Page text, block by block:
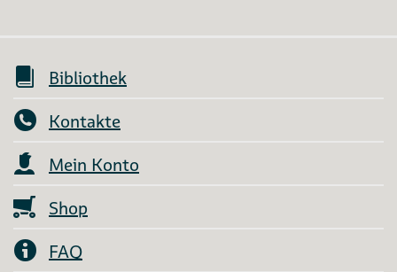
Bibliothek
Kontakte
Mein Konto
Shop
FAQ